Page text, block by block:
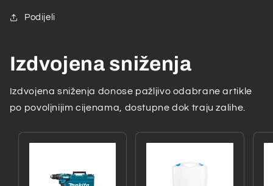
ECHO
Podijeli
Izdvojena sniženja
Izdvojena sniženja donose pažljivo odabrane artikle
po povoljnijim cijenama, dostupne dok traju zalihe.